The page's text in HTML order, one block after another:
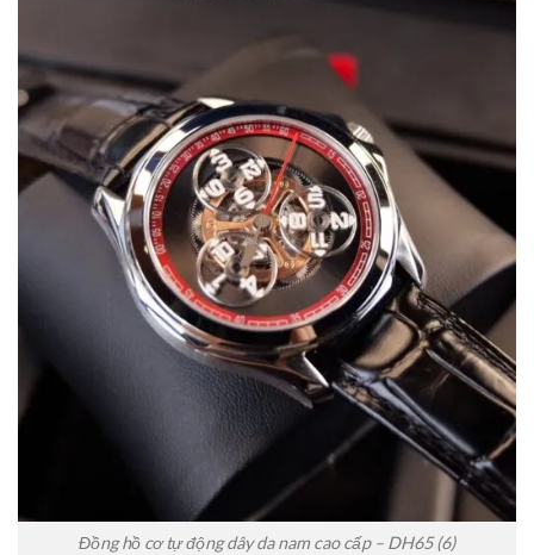
Đồng hồ cơ tự động dây da nam cao cấp – DH65 (6)